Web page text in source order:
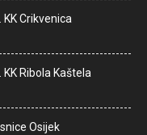
KK Crikvenica
Ribola Kaštela
Osijek